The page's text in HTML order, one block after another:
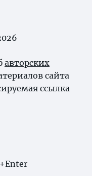
авторских
сайта
ссылка